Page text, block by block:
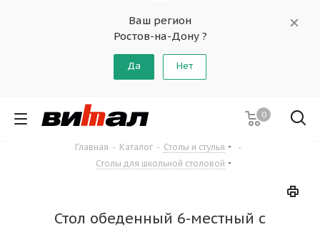
Ваш регион
Ростов-на-Дону ?
Да Нет
0
Главная - Каталог - Столы и стулья
-
Столы для школьной столовой
Стол обеденный 6-местный с